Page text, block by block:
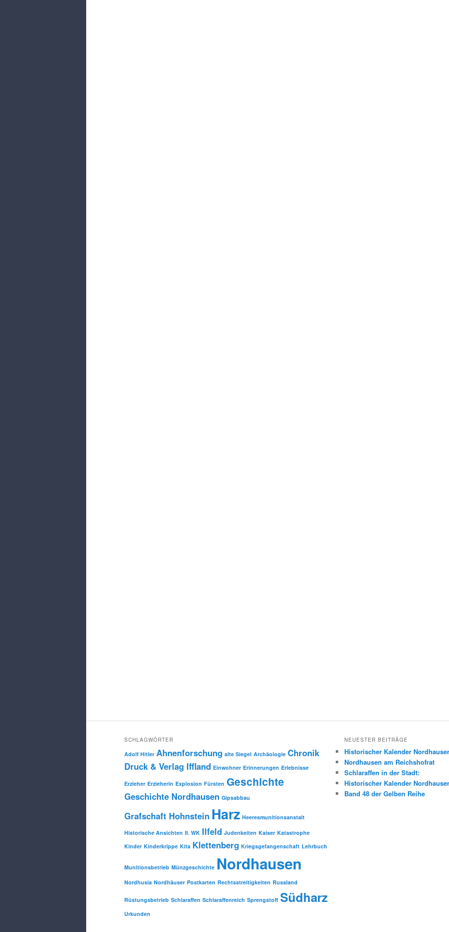
SCHLAGWÖRTER
Adolf Hitler Ahnenforschung alte Siegel Archäologie Chronik
Druck & Verlag Iffland Einwohner Erinnerungen Erlebnisse
Erzieher Erzieherin Explosion Fürsten Geschichte
Geschichte Nordhausen Gipsabbau
Grafschaft Hohnstein Harz Heeresmunitionsanstalt
Historische Ansichten II. WK Ilfeld Judenkeiten Kaiser Katastrophe
Kinder Kinderkrippe Kita Klettenberg Kriegsgefangenschaft Lehrbuch
Munitionsbetrieb Münzgeschichte Nordhausen
Nordhusia Nordhäuser Postkarten Rechtsstreitigkeiten Russland
Rüstungsbetrieb Schlaraffen Schlaraffenreich Sprengstoff Südharz
Urkunden
NEUESTER BEITRÄGE
Historischer Kalender
Nordhausen am Reichshofrat
Schlaraffen in der Stadt:
Historischer Kalender
Band 48 der Gelben Reihe